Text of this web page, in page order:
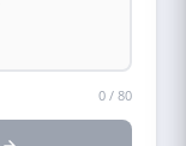
0 / 80